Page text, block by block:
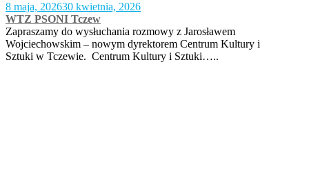
8 maja, 202630 kwietnia, 2026
WTZ PSONI Tczew
Zapraszamy do wysłuchania rozmowy z Jarosławem
Wojciechowskim – nowym dyrektorem Centrum Kultury i
Sztuki w Tczewie. Centrum Kultury i Sztuki…..